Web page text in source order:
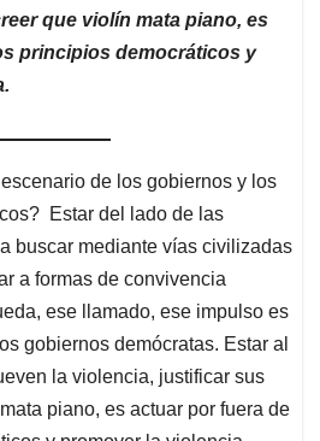
que violín mata piano, es
principios democráticos y
de los gobiernos y los
Estar del lado de las
buscar mediante vías civilizadas
a formas de convivencia
ese llamado, ese impulso es
gobiernos demócratas. Estar al
la violencia, justificar sus
piano, es actuar por fuera de